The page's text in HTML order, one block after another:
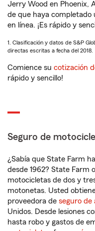
Jerry Wood en Phoenix,
de que haya completado
en línea. ¡Es rápido y
1. Clasificación y datos de S&P
directas escritas a fecha del 2018.
Comience su cotización
rápido y sencillo!
Seguro de
¿Sabía que State Farm
desde 1962? State Farm
motocicletas de dos y
motonetas. Usted
proveedora de seguro de
Unidos. Desde lesiones
hasta robo y gastos de